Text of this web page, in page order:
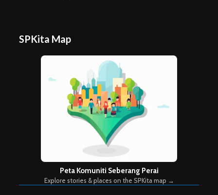
SPKita Map
Peta Komuniti Seberang Perai
Explore stories & places on the SPKita map →